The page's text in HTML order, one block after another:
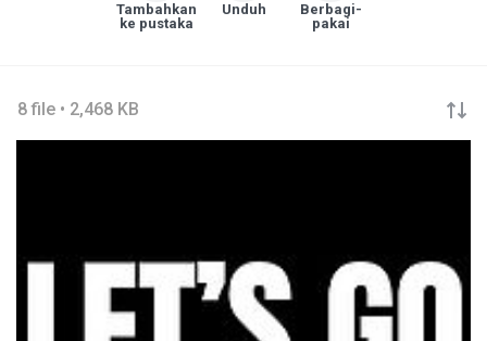
Tambahkan
ke pustaka
Unduh
Berbagi-
pakai
8 file • 2,468 KB